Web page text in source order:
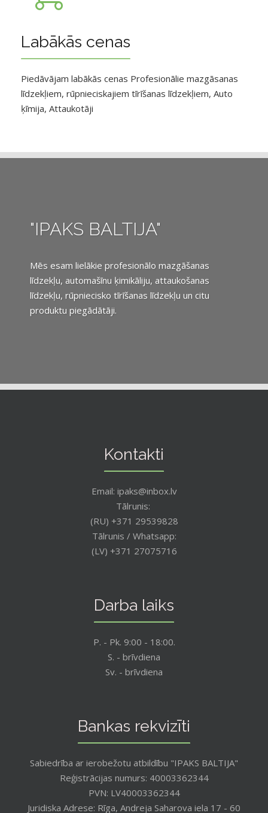
Labākās cenas
Piedāvājam labākās cenas Profesionālie mazgāsanas
līdzekļiem, rūpnieciskajiem tīrīšanas līdzekļiem, Auto
ķīmija, Attaukotāji
"IPAKS BALTIJA"
Mēs esam lielākie profesionālo mazgāšanas
līdzekļu, automašīnu ķimikāliju, attaukošanas
līdzekļu, rūpniecisko tīrīšanas līdzekļu un citu
produktu piegādātāji.
Kontakti
Email: ipaks@inbox.lv
Tālrunis:
(RU) +371 29539828
Tālrunis / Whatsapp:
(LV) +371 27075716
Darba laiks
P. - Pk. 9:00 - 18:00.
S. - brīvdiena
Sv. - brīvdiena
Bankas rekvizīti
Sabiedrība ar ierobežotu atbildību "IPAKS BALTIJA"
Reģistrācijas numurs: 40003362344
PVN: LV40003362344
Juridiska Adrese: Rīga, Andreja Saharova iela 17 - 60